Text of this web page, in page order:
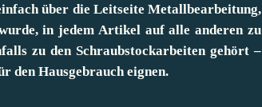
über die Leitseite Metallbearbeitung,
in jedem Artikel auf alle anderen zu
zu den Schraubstockarbeiten gehört –
den Hausgebrauch eignen.